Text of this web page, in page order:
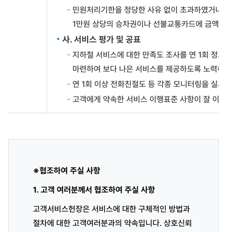
민원처리기한을 정당한 사유 없이 초과하였거
1만원 상당의 승차권이나 선불교통카드에 금액
사. 서비스 평가 및 공표
지하철 서비스에 대한 만족도 조사를 연 1회 정
마련하여 보다 나은 서비스를 제공하도록 노력하
연 1회 이상 전화친절도 등 각종 모니터링을 실
고객에게 약속한 서비스 이행표준 사항이 잘 이
※협조하여 주실 사항
1. 고객 여러분께서 협조하여 주실 사항
고객서비스헌장은 서비스에 대한 구체적인 방법과
절차에 대한 고객여러분과의 약속입니다. 상호신뢰